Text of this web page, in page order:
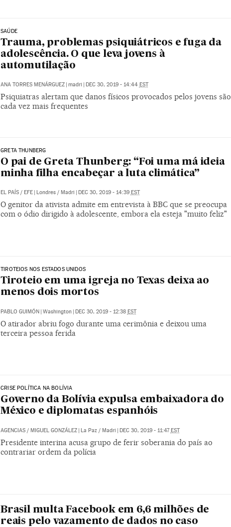
SAÚDE
Trauma, problemas psiquiátricos e fuga da
adolescência. O que leva jovens à
automutilação
ANA TORRES MENÁRGUEZ | madri | DEC 30, 2019 - 14:44 EST
Psiquiatras alertam que danos físicos provocados pelos jovens são
cada vez mais frequentes
GRETA THUNBERG
O pai de Greta Thunberg: “Foi uma má ideia
minha filha encabeçar a luta climática”
EL PAÍS/ EFE Londres / Madri DEC 30, 2019 - 14:39 EST
O genitor da ativista admite em entrevista à BBC que se preocupa
com o ódio dirigido à adolescente, embora ela esteja "muito feliz"
TIROTEIOS NOS ESTADOS UNIDOS
Tiroteio em uma igreja no Texas deixa ao
menos dois mortos
PABLO GUIMÓN | Washington | DEC 30, 2019 - 12:38 EST
O atirador abriu fogo durante uma cerimônia e deixou uma
terceira pessoa ferida
CRISE POLÍTICA NA BOLÍVIA
Governo da Bolívia expulsa embaixadora do
México e diplomatas espanhóis
AGENCIAS/ MIGUEL GONZÁLEZ La Paz / Madri DEC 30, 2019 - 11:47 EST
Presidente interina acusa grupo de ferir soberania do país ao
contrariar ordem da polícia
Brasil multa Facebook em 6,6 milhões de
reais pelo vazamento de dados no caso